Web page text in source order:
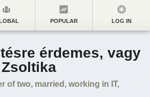
POPULAR LOG IN
érdemes, vagy
of two, married, working in IT,